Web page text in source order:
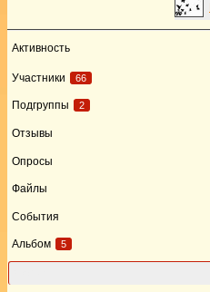
Активность
Участники 66
Подгруппы 2
Отзывы
Опросы
Файлы
События
Альбом 5